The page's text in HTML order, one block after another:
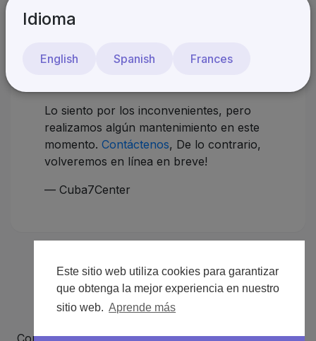
Este sitio web utiliza cookies para garantizar
que obtenga la mejor experiencia en nuestro
sitio web. Aprende más
¡Estaremos de vuelta
Lo siento por los inconvenientes, pero
realizamos algún mantenimiento en este
momento. Contáctenos, De lo contrario,
volveremos en línea en breve!
— Cuba7Center
Copyright © 2026 Cuba7Center. Todos los derechos
Idioma
English Spanish Frances